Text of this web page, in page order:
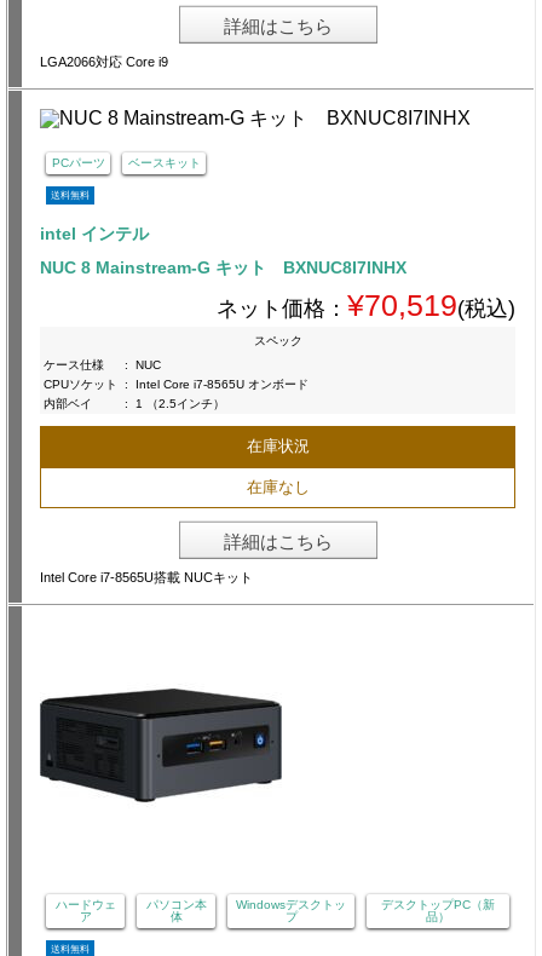
詳細はこちら
LGA2066対応 Core i9
PCパーツ ベースキット
送料無料
intel インテル
NUC 8 Mainstream-G キット BXNUC8I7INHX
ネット価格： ¥70,519(税込)
スペック
ケース仕様
:
NUC
CPUソケット
:
Intel Core i7-8565U オンボード
内部ベイ
: 1 （2.5インチ）
在庫状況
在庫なし
詳細はこちら
Intel Core i7-8565U搭載 NUCキット
ハードウェ
ア
パソコン本
体
Windowsデスクトッ
プ
デスクトップPC（新
品）
送料無料